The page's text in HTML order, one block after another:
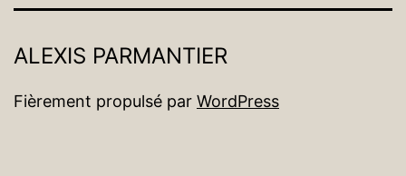
ALEXIS PARMANTIER
Fièrement propulsé par WordPress